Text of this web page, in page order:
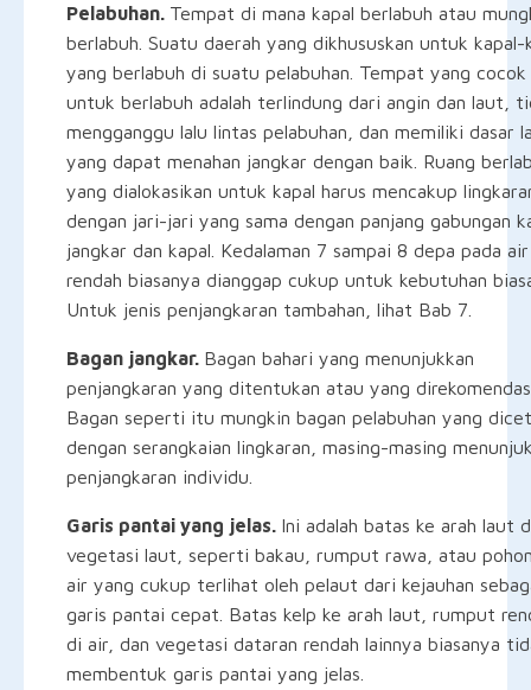
Pelabuhan. Tempat di mana kapal berlabuh atau
berlabuh. Suatu daerah yang dikhususkan untuk kapal-
yang berlabuh di suatu pelabuhan. Tempat yang cocok
untuk berlabuh adalah terlindung dari angin dan laut,
mengganggu lalu lintas pelabuhan, dan memiliki dasar
yang dapat menahan jangkar dengan baik. Ruang
yang dialokasikan untuk kapal harus mencakup
dengan jari-jari yang sama dengan panjang gabungan
jangkar dan kapal. Kedalaman 7 sampai 8 depa pada air
rendah biasanya dianggap cukup untuk kebutuhan
Untuk jenis penjangkaran tambahan, lihat Bab 7.
Bagan jangkar. Bagan bahari yang menunjukkan
penjangkaran yang ditentukan atau yang
Bagan seperti itu mungkin bagan pelabuhan yang
dengan serangkaian lingkaran, masing-masing
penjangkaran individu.
Garis pantai yang jelas. Ini adalah batas ke arah laut
vegetasi laut, seperti bakau, rumput rawa, atau
air yang cukup terlihat oleh pelaut dari kejauhan
garis pantai cepat. Batas kelp ke arah laut, rumput
di air, dan vegetasi dataran rendah lainnya biasanya
membentuk garis pantai yang jelas.